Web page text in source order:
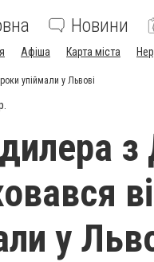
Новини
Афіша Карта міста
упіймали у Львові
у